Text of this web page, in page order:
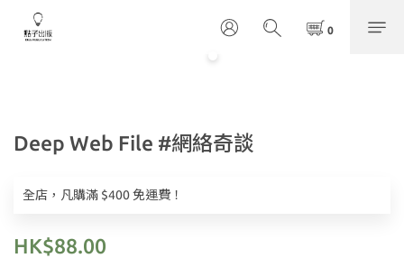
Deep Web File #網絡奇談
全店，凡購滿 $400 免運費！
HK$88.00